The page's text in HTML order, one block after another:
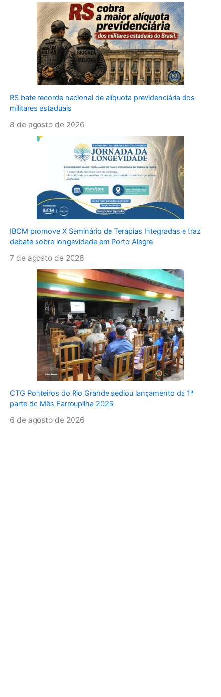
RS bate recorde nacional de alíquota previdenciária dos
militares estaduais
8 de agosto de 2026
IBCM promove X Seminário de Terapias Integradas e traz
debate sobre longevidade em Porto Alegre
7 de agosto de 2026
CTG Ponteiros do Rio Grande sediou lançamento da 1ª
parte do Mês Farroupilha 2026
6 de agosto de 2026